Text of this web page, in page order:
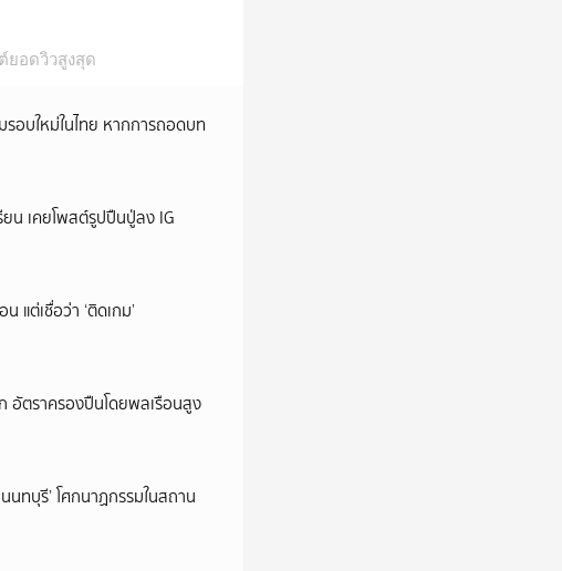
ยอดวิวสูงสุด
รอบใหม่ในไทย หากการถอดบท
ยน เคยโพสต์รูปปืนปู่ลง IG
แต่เชื่อว่า ‘ติดเกม’
อัตราครองปืนโดยพลเรือนสูง
นทบุรี’ โศกนาฏกรรมในสถาน